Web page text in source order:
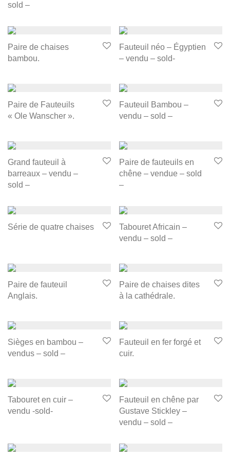
sold –
Paire de chaises
bambou.
Fauteuil néo – Égyptien
– vendu – sold-
Paire de Fauteuils
« Ole Wanscher ».
Fauteuil Bambou –
vendu – sold –
Grand fauteuil à
barreaux – vendu –
sold –
Paire de fauteuils en
chêne – vendue – sold
–
Série de quatre chaises
Tabouret Africain –
vendu – sold –
Paire de fauteuil
Anglais.
Paire de chaises dites
à la cathédrale.
Sièges en bambou –
vendus – sold –
Fauteuil en fer forgé et
cuir.
Tabouret en cuir –
vendu -sold-
Fauteuil en chêne par
Gustave Stickley –
vendu – sold –